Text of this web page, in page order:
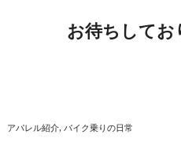
お待ちして
アパレル紹介 バイク乗りの日常